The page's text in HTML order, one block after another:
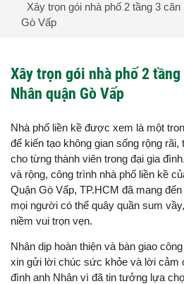
Xây trọn gói nhà phố 2 tầng 3
Gò Vấp
Xây trọn gói nhà phố 2
Nhân quận Gò Vấp
Nhà phố liền kề được xem là một
để kiến tạo không gian sống rộng rãi,
cho từng thành viên trong đại gia
và rộng, công trình nhà phố liền kề
Quận Gò Vấp, TP.HCM đã mang
mọi người có thể quây quần sum
niềm vui trọn vẹn.
Nhân dịp hoàn thiện và bàn giao
xin gửi lời chúc sức khỏe và lời cảm
đình anh Nhân vì đã tin tưởng lựa